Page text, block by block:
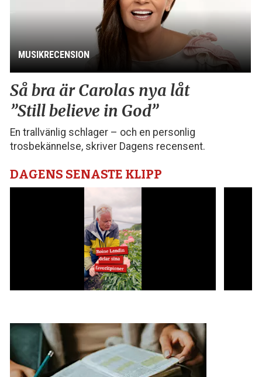
MUSIKRECENSION
Så bra är Carolas nya låt
”Still believe in God”
En trallvänlig schlager – och en personlig
trosbekännelse, skriver Dagens recensent.
DAGENS SENASTE KLIPP